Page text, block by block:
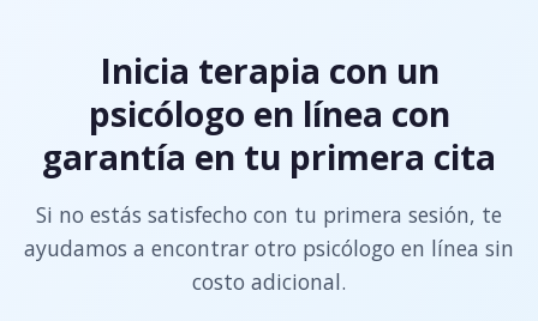
Inicia terapia con un
psicólogo en línea con
garantía en tu primera cita
Si no estás satisfecho con tu primera sesión, te
ayudamos a encontrar otro psicólogo en línea sin
costo adicional.